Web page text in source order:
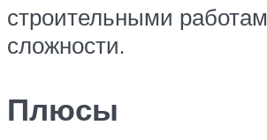
строительными
сложности.
Плюсы